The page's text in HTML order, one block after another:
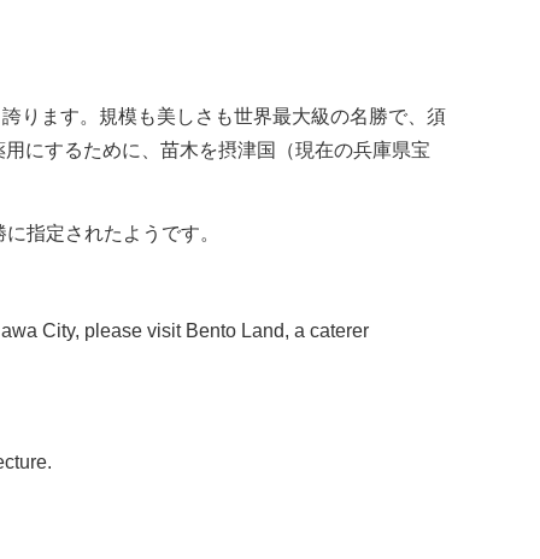
ります。規模も美しさも世界最大級の名勝で、須
にするために、苗木を摂津国（現在の兵庫県宝
指定されたようです。
City, please visit Bento Land, a caterer